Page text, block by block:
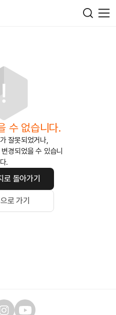
수 없습니다.
잘못되었거나,
경되었을 수 있습니
다.
로 돌아가기
로 가기